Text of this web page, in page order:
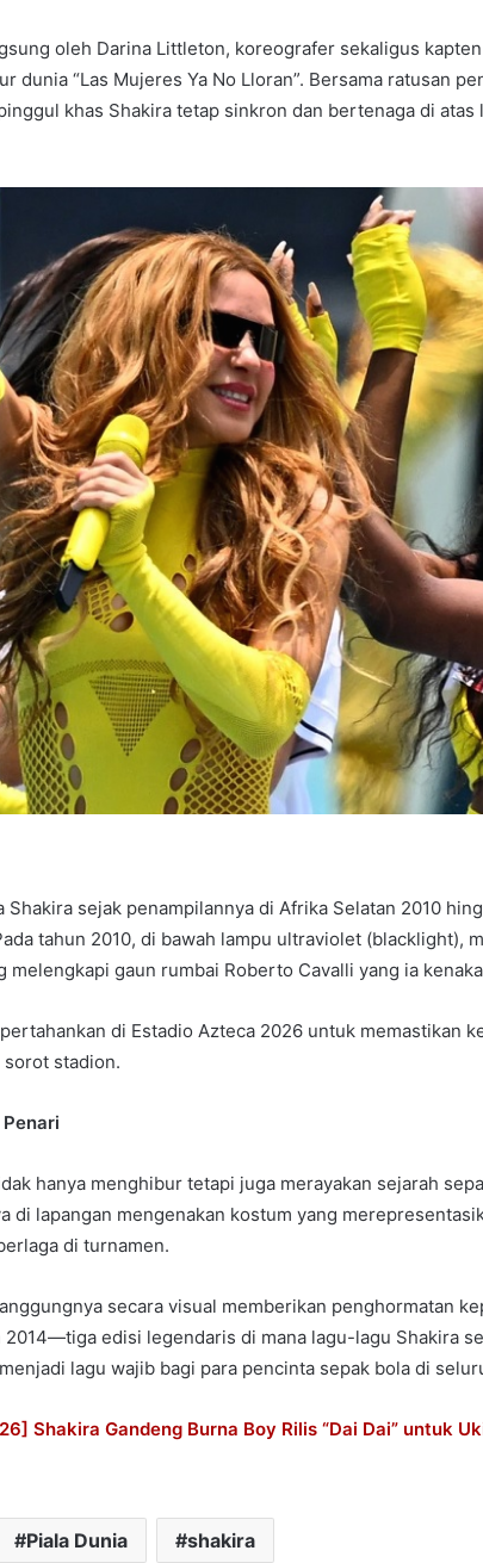
oleh Darina Littleton, koreografer sekaligus
dunia “Las Mujeres Ya No Lloran”. Bersama ratusan
khas Shakira tetap sinkron dan bertenaga di atas
sejak penampilannya di Afrika Selatan 2010
tahun 2010, di bawah lampu ultraviolet (blacklight),
gaun rumbai Roberto Cavalli yang ia
di Estadio Azteca 2026 untuk memastikan
stadion.
hanya menghibur tetapi juga merayakan sejarah
di lapangan mengenakan kostum yang
di turnamen.
secara visual memberikan penghormatan
2014—tiga edisi legendaris di mana lagu-lagu Shakira
menjadi lagu wajib bagi para pencinta sepak bola di
Shakira Gandeng Burna Boy Rilis “Dai Dai” untuk
Piala Dunia shakira